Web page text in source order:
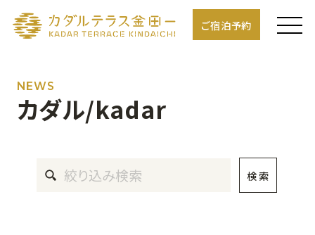
ご宿泊予約
NEWS
カダル/kadar
検 索